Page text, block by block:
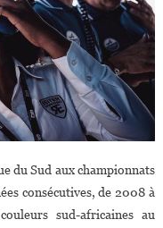
du Sud aux championnats
consécutives, de 2008 à
sud-africaines au